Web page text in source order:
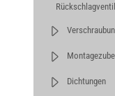
Dichtungen